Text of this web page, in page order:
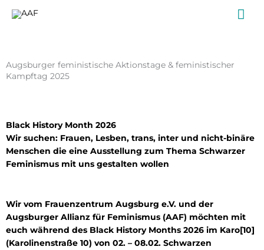
Inhalt
Augsburger feministische Aktionstage & feministischer
Kampftag 2025
Black History Month 2026
Wir suchen: Frauen, Lesben, trans, inter und nicht-binäre
Menschen die eine Ausstellung zum Thema Schwarzer
Feminismus mit uns gestalten wollen
Wir vom Frauenzentrum Augsburg e.V. und der
Augsburger Allianz für Feminismus (AAF) möchten mit
euch während des Black History Months 2026 im Karo[10]
(Karolinenstraße 10) von 02. – 08.02. Schwarzen